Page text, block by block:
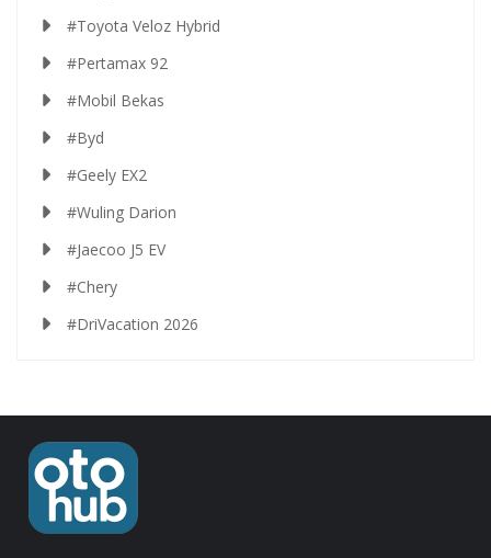
#Toyota Veloz Hybrid
#Pertamax 92
#Mobil Bekas
#Byd
#Geely EX2
#Wuling Darion
#Jaecoo J5 EV
#Chery
#DriVacation 2026